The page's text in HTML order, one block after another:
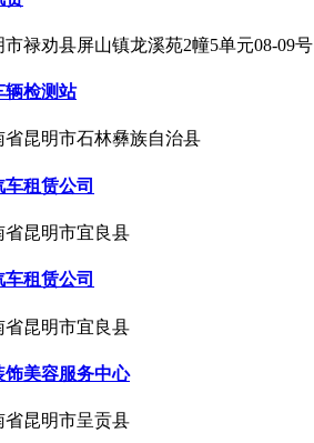
禄劝县屏山镇龙溪苑2幢5单元08-09号
辆检测站
省昆明市石林彝族自治县
租赁公司
省昆明市宜良县
租赁公司
省昆明市宜良县
饰美容服务中心
省昆明市呈贡县